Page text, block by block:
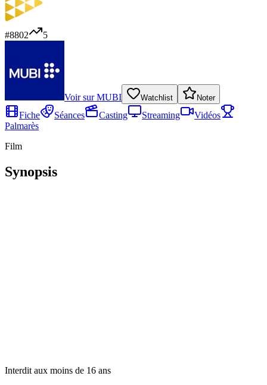
#8802 5
Voir surMUBI Watchlist Noter
Fiche Séances Casting Streaming
Vidéos
Palmarès
Film
Synopsis
Interdit aux moins de 16 ans